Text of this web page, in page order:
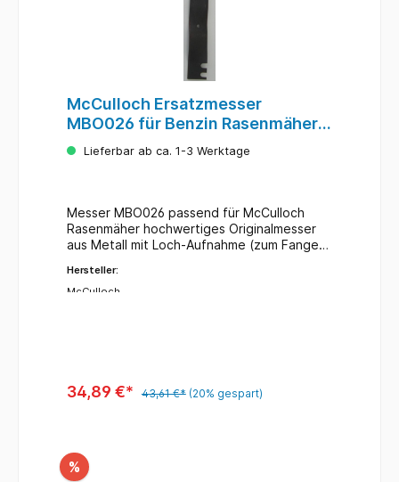
McCulloch Ersatzmesser
MBO026 für Benzin Rasenmäher
53cm
Lieferbar ab ca. 1-3 Werktage
Messer MBO026 passend für McCulloch
Rasenmäher hochwertiges Originalmesser
aus Metall mit Loch-Aufnahme (zum Fangen
Länge: 53 cm Lieferumfang: 1 Messer
Hersteller:
McCulloch
34,89 €* 43,61 €* (20% gespart)
%